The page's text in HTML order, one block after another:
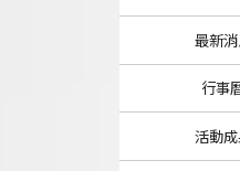
最新
行事
活動